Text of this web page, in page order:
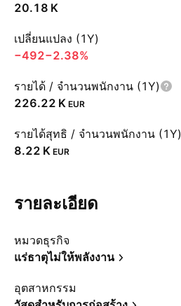
‪20.18 K‬
เปลี่ยนแปลง (1Y)
−492−2.38%
รายได้ / จำนวนพนักงาน (1Y)
‪226.22 K‬ EUR
รายได้สุทธิ / จำนวนพนักงาน (1Y)
‪8.22 K‬ EUR
รายละเอียด
หมวดธุรกิจ
แร่ธาตุไม่ให้พลังงาน
อุตสาหกรรม